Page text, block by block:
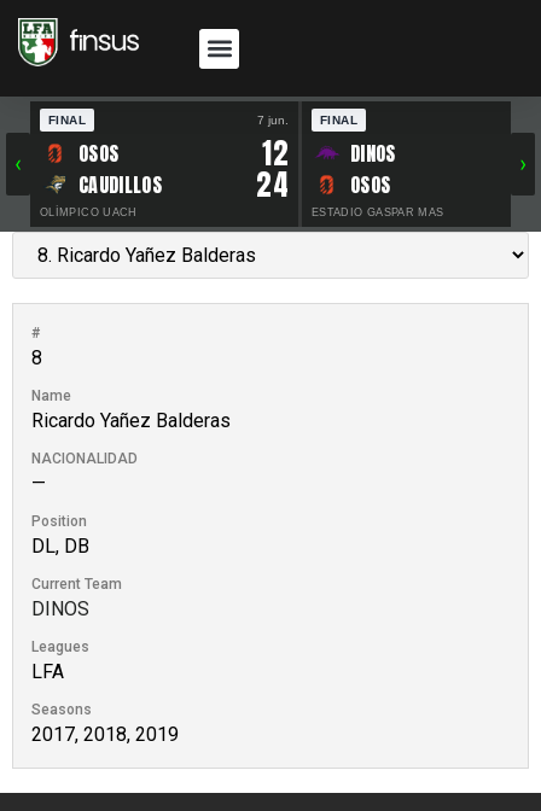
‹
FINAL 7 jun.
OSOS 12
CAUDILLOS 24
OLÍMPICO UACH
FINAL
DINOS
OSOS
ESTADIO GASPAR MAS
›
#
8
Name
Ricardo Yañez Balderas
NACIONALIDAD
—
Position
DL, DB
Current Team
DINOS
Leagues
LFA
Seasons
2017, 2018, 2019